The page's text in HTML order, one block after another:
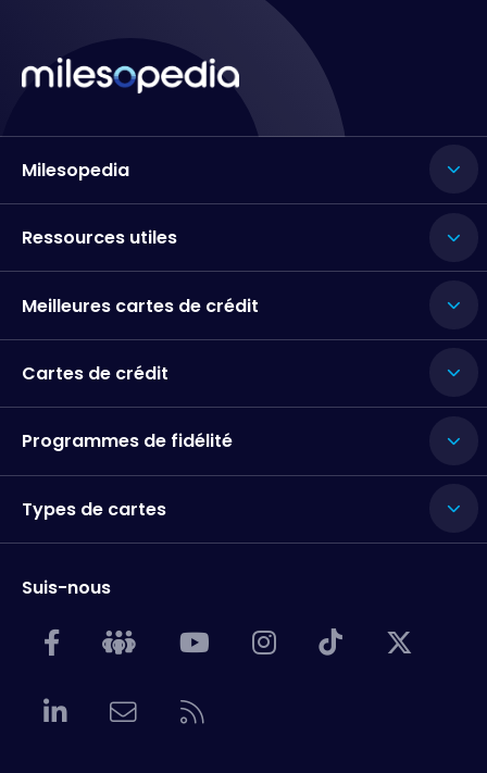
Milesopedia
Ressources utiles
Meilleures cartes de crédit
Cartes de crédit
Programmes de fidélité
Types de cartes
Suis-nous